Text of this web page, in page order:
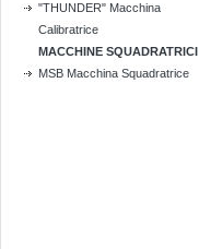
"THUNDER" Macchina
Calibratrice
MACCHINE SQUADRATRICI
MSB Macchina Squadratrice